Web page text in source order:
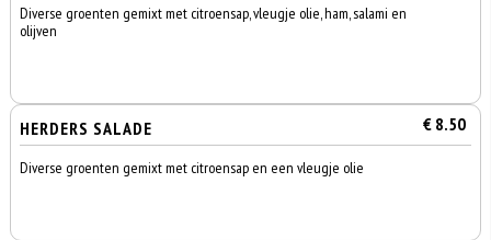
Diverse groenten gemixt met citroensap, vleugje olie, ham, salami en
olijven
HERDERS SALADE € 8.50
Diverse groenten gemixt met citroensap en een vleugje olie